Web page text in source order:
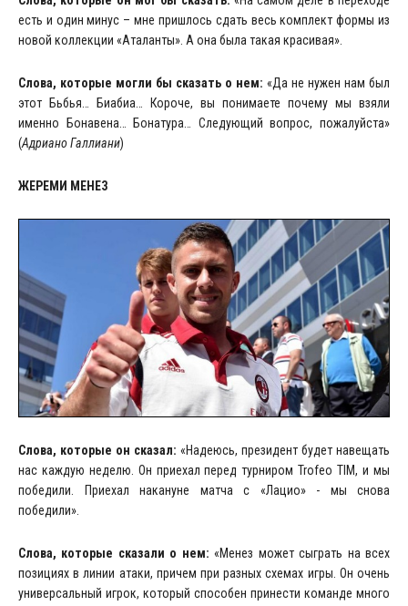
есть и один минус – мне пришлось сдать весь комплект формы из
новой коллекции «Аталанты». А она была такая красивая».
Слова, которые могли бы сказать о нем: «Да не нужен нам был
этот Бьбья… Биабиа… Короче, вы понимаете почему мы взяли
именно Бонавена… Бонатура… Следующий вопрос, пожалуйста»
(Адриано Галлиани)
ЖЕРЕМИ МЕНЕЗ
Слова, которые он сказал: «Надеюсь, президент будет навещать
нас каждую неделю. Он приехал перед турниром Trofeo TIM, и мы
победили. Приехал накануне матча с «Лацио» - мы снова
победили».
Слова, которые сказали о нем:«Менез может сыграть на всех
позициях в линии атаки, причем при разных схемах игры. Он очень
универсальный игрок, который способен принести команде много